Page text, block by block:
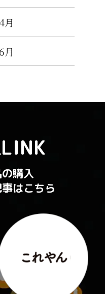
月
月
購入
はこちら